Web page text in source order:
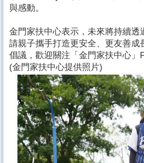
與感動。
金門家扶中心表示，未來將持續
請親子攜手打造更安全、更友善
倡議，歡迎關注「金門家扶中心
(金門家扶中心提供照片)